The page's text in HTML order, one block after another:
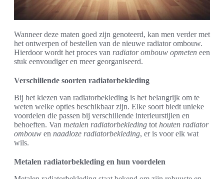
Wanneer deze maten goed zijn genoteerd, kan men verder met
het ontwerpen of bestellen van de nieuwe radiator ombouw.
Hierdoor wordt het proces van radiator ombouw opmeten een
stuk eenvoudiger en meer georganiseerd.
Verschillende soorten radiatorbekleding
Bij het kiezen van radiatorbekleding is het belangrijk om te
weten welke opties beschikbaar zijn. Elke soort biedt unieke
voordelen die passen bij verschillende interieurstijlen en
behoeften. Van metalen radiatorbekleding tot houten radiator
ombouw en naadloze radiatorbekleding, er is voor elk wat
wils.
Metalen radiatorbekleding en hun voordelen